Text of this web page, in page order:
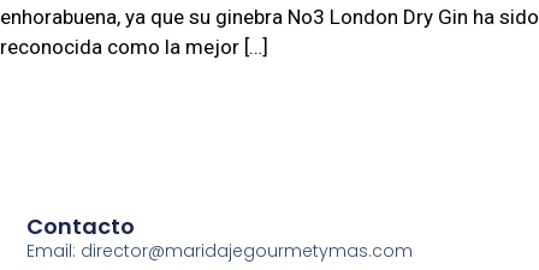
enhorabuena, ya que su ginebra No3 London Dry Gin ha sido
reconocida como la mejor […]
Contacto
Email: director@maridajegourmetymas.com